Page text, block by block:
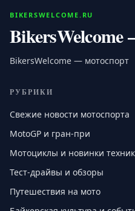
BIKERSWELCOME.RU
BikersWelcome
BikersWelcome — мотоспорт
РУБРИКИ
Свежие новости мотоспорта
MotoGP и гран-при
Мотоциклы и новинки
Тест-драйвы и обзоры
Путешествия на мото